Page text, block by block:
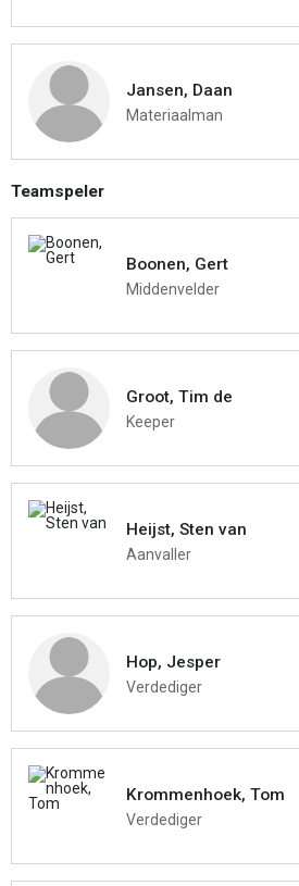
Jansen, Daan
Materiaalman
Teamspeler
Boonen, Gert
Middenvelder
Groot, Tim de
Keeper
Heijst, Sten van
Aanvaller
Hop, Jesper
Verdediger
Krommenhoek, Tom
Verdediger